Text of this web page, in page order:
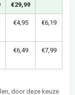
€29,99
€4,95 €6,19
€6,49 €7,99
door deze keuze